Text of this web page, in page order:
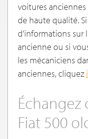
voitures
de haute qualité.
d'informations sur
ancienne ou si
les mécaniciens
anciennes, cliquez
Fiat 500